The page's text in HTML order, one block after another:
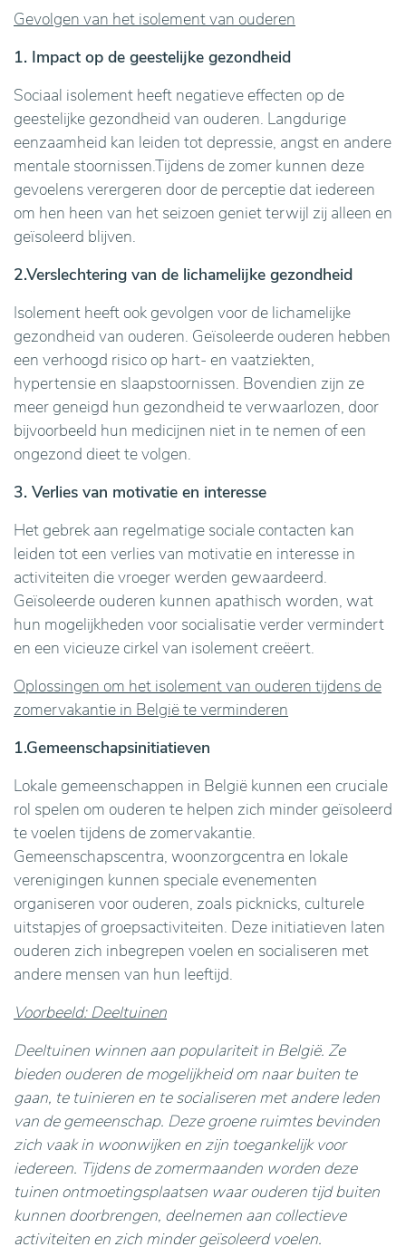
Gevolgen van het isolement van ouderen
1. Impact op de geestelijke gezondheid
Sociaal isolement heeft negatieve effecten op de
geestelijke gezondheid van ouderen. Langdurige
eenzaamheid kan leiden tot depressie, angst en andere
mentale stoornissen.Tijdens de zomer kunnen deze
gevoelens verergeren door de perceptie dat iedereen
om hen heen van het seizoen geniet terwijl zij alleen en
geïsoleerd blijven.
2.Verslechtering van de lichamelijke gezondheid
Isolement heeft ook gevolgen voor de lichamelijke
gezondheid van ouderen. Geïsoleerde ouderen hebben
een verhoogd risico op hart- en vaatziekten,
hypertensie en slaapstoornissen. Bovendien zijn ze
meer geneigd hun gezondheid te verwaarlozen, door
bijvoorbeeld hun medicijnen niet in te nemen of een
ongezond dieet te volgen.
3. Verlies van motivatie en interesse
Het gebrek aan regelmatige sociale contacten kan
leiden tot een verlies van motivatie en interesse in
activiteiten die vroeger werden gewaardeerd.
Geïsoleerde ouderen kunnen apathisch worden, wat
hun mogelijkheden voor socialisatie verder vermindert
en een vicieuze cirkel van isolement creëert.
Oplossingen om het isolement van ouderen tijdens de
zomervakantie in België te verminderen
1.Gemeenschapsinitiatieven
Lokale gemeenschappen in België kunnen een cruciale
rol spelen om ouderen te helpen zich minder geïsoleerd
te voelen tijdens de zomervakantie.
Gemeenschapscentra, woonzorgcentra en lokale
verenigingen kunnen speciale evenementen
organiseren voor ouderen, zoals picknicks, culturele
uitstapjes of groepsactiviteiten. Deze initiatieven laten
ouderen zich inbegrepen voelen en socialiseren met
andere mensen van hun leeftijd.
Voorbeeld: Deeltuinen
Deeltuinen winnen aan populariteit in België. Ze
bieden ouderen de mogelijkheid om naar buiten te
gaan, te tuinieren en te socialiseren met andere leden
van de gemeenschap. Deze groene ruimtes bevinden
zich vaak in woonwijken en zijn toegankelijk voor
iedereen. Tijdens de zomermaanden worden deze
tuinen ontmoetingsplaatsen waar ouderen tijd buiten
kunnen doorbrengen, deelnemen aan collectieve
activiteiten en zich minder geïsoleerd voelen.